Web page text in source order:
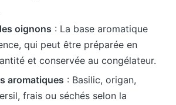
oignons : La base aromatique
qui peut être préparée en
et conservée au congélateur.
aromatiques : Basilic, origan,
frais ou séchés selon la